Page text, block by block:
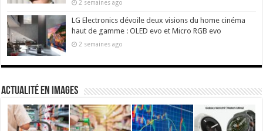
2 semaines ago
LG Electronics dévoile deux visions du home cinéma
haut de gamme : OLED evo et Micro RGB evo
2 semaines ago
actualité en images